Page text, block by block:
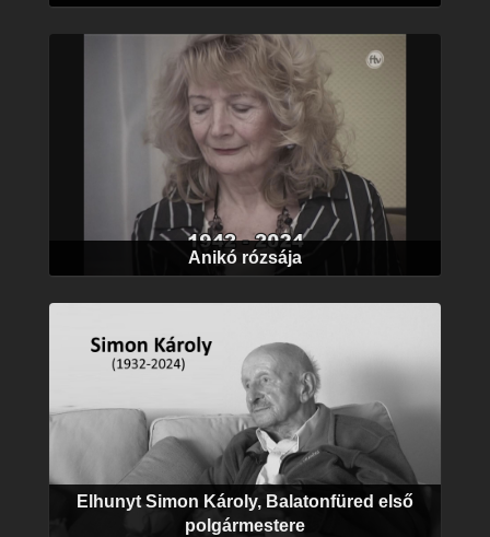
Anikó rózsája
Elhunyt Simon Károly, Balatonfüred első
polgármestere